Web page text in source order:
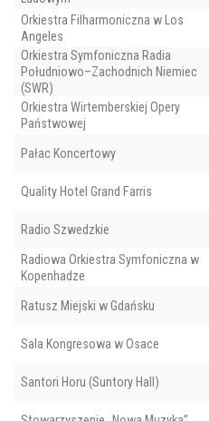
Orkiestra Filharmoniczna w Los
Angeles
Orkiestra Symfoniczna Radia
Południowo–Zachodnich Niemiec
(SWR)
Orkiestra Wirtemberskiej Opery
Państwowej
Pałac Koncertowy
Quality Hotel Grand Farris
Radio Szwedzkie
Radiowa Orkiestra Symfoniczna w
Kopenhadze
Ratusz Miejski w Gdańsku
Sala Kongresowa w Osace
Santori Horu (Suntory Hall)